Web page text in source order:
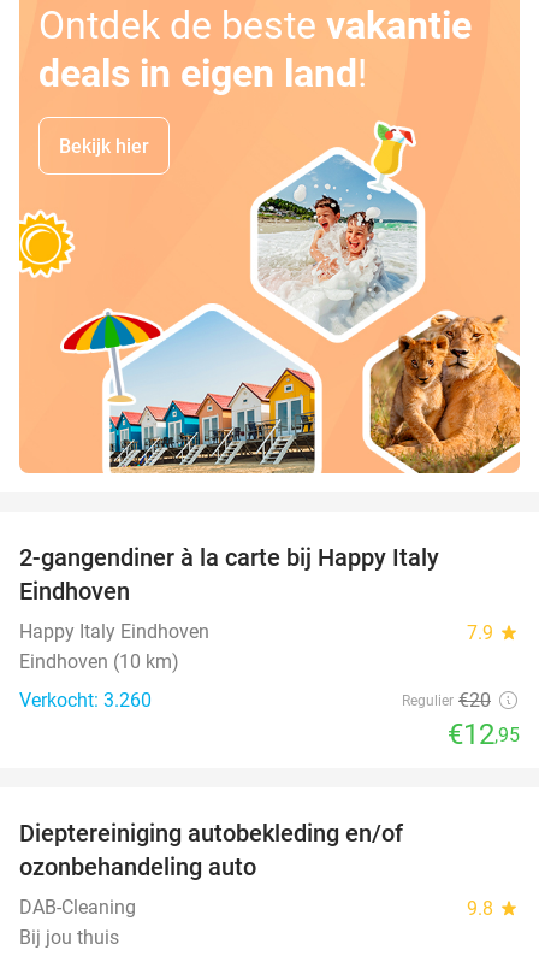
Ontdek de beste vakantie
deals in eigen land!
Bekijk hier
2-gangendiner à la carte bij Happy Italy
Eindhoven
Happy Italy Eindhoven 7.9 star
Eindhoven (10 km)
Verkocht: 3.260
Regulier €20
€12,95
Dieptereiniging autobekleding en/of
ozonbehandeling auto
DAB-Cleaning 9.8 star
Bij jou thuis